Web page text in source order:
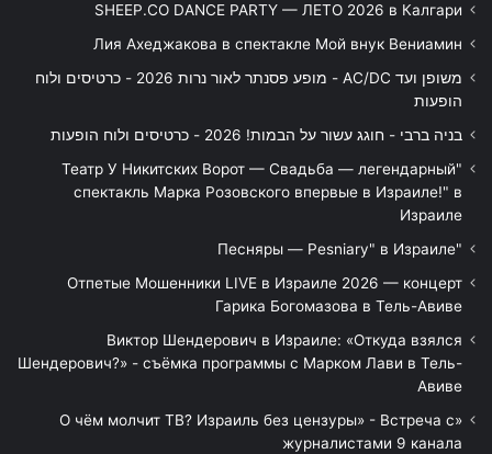
SHEEP.CO DANCE PARTY — ЛЕТО 2026 в Калгари
Лия Ахеджакова в спектакле Мой внук Вениамин
משופן ועד AC/DC - מופע פסנתר לאור נרות 2026 - כרטיסים ולוח
הופעות
בניה ברבי - חוגג עשור על הבמות! 2026 - כרטיסים ולוח הופעות
"Театр У Никитских Ворот — Свадьба — легендарный
спектакль Марка Розовского впервые в Израиле!" в
Израиле
"Песняры — Pesniary" в Израиле
Отпетые Мошенники LIVE в Израиле 2026 — концерт
Гарика Богомазова в Тель-Авиве
Виктор Шендерович в Израиле: «Откуда взялся
Шендерович?» - съёмка программы с Марком Лави в Тель-
Авиве
«О чём молчит ТВ? Израиль без цензуры» - Встреча с
журналистами 9 канала